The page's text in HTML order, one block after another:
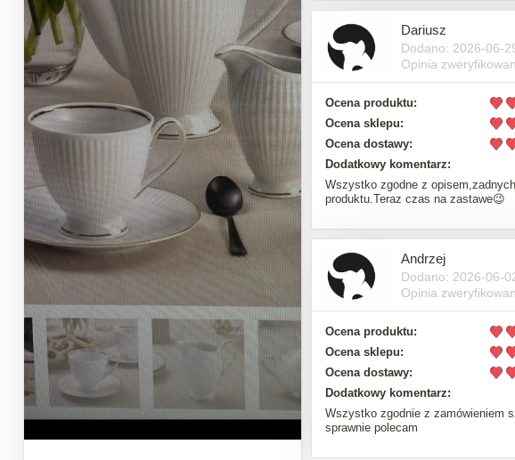
Dariusz
Dodano: 2026-06-
Opinia
Ocena produktu:
Ocena sklepu:
Ocena dostawy:
Dodatkowy komentarz:
Wszystko zgodne z
produktu.Teraz czas na zastawe😉
Andrzej
Dodano: 2026-06-
Opinia
Ocena produktu:
Ocena sklepu:
Ocena dostawy:
Dodatkowy komentarz:
Wszystko zgodnie z zamówieniem
sprawnie polecam